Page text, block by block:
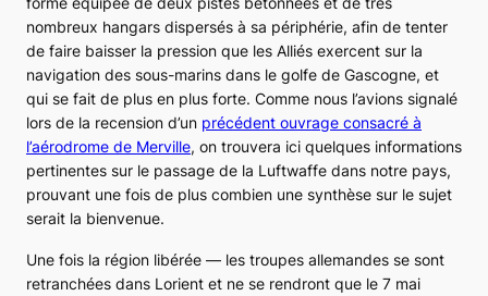
nombreux hangars dispersés à sa périphérie, afin de tenter
de faire baisser la pression que les Alliés exercent sur la
navigation des sous-marins dans le golfe de Gascogne, et
qui se fait de plus en plus forte. Comme nous l’avions signalé
lors de la recension d’un précédent ouvrage consacré à
l’aérodrome de Merville, on trouvera ici quelques informations
pertinentes sur le passage de la Luftwaffe dans notre pays,
prouvant une fois de plus combien une synthèse sur le sujet
serait la bienvenue.
Une fois la région libérée ― les troupes allemandes se sont
retranchées dans Lorient et ne se rendront que le 7 mai